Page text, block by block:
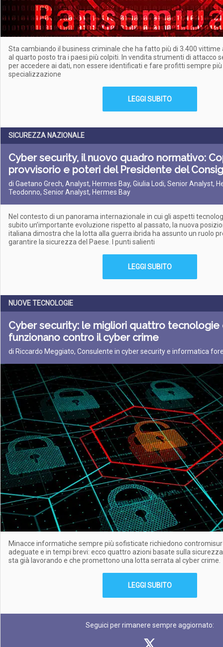
Sta cambiando il business criminale che ha fatto più di 3.400 vittime
al quarto posto tra i paesi più colpiti. In vendita strumenti di attacco
per accedere ai dati, non essere identificati e fare profitti sempre più
specializzazione
LEGGI SUBITO
SICUREZZA NAZIONALE
Cyber security, il nuovo quadro normativo:
provvisorio e poteri del Presidente del
di Gaetano Grech, Analyst, Hermes Bay, Giulia Lodi, Senior Analyst,
Teodonno, Senior Analyst, Hermes Bay
Nel contesto di un panorama internazionale in cui gli aspetti
subito un’importante evoluzione rispetto al passato, la nuova
italiana dimostra che la lotta alla guerra ibrida ha assunto un ruolo
garantire la sicurezza del Paese. I punti salienti
LEGGI SUBITO
NUOVE TECNOLOGIE
Cyber security: le migliori quattro tecnologie
funzionano contro il cyber crime
di Riccardo Meggiato, Consulente in cyber security e informatica
Minacce informatiche sempre più sofisticate richiedono
adeguate e in tempi brevi: ecco quattro azioni basate sulla
sta già lavorando e che promettono una lotta serrata al cyber crime.
LEGGI SUBITO
Seguici per rimanere sempre aggiornato: